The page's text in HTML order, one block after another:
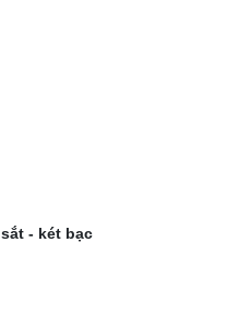
- két bạc